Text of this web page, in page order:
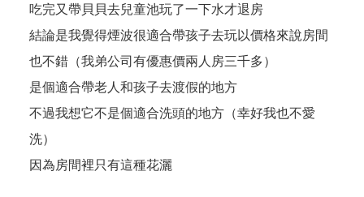
吃完又帶貝貝去兒童池玩了一下水才退房
結論是我覺得煙波很適合帶孩子去玩以價格來說房間
也不錯（我弟公司有優惠價兩人房三千多）
是個適合帶老人和孩子去渡假的地方
不過我想它不是個適合洗頭的地方（幸好我也不愛
洗）
因為房間裡只有這種花灑